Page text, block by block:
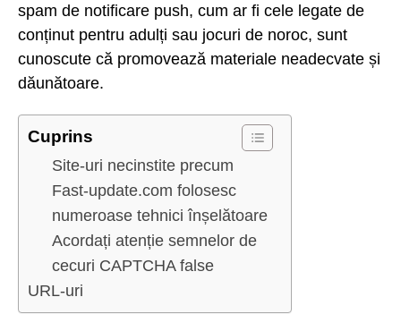
spam de notificare push, cum ar fi cele legate de
conținut pentru adulți sau jocuri de noroc, sunt
cunoscute că promovează materiale neadecvate și
dăunătoare.
Cuprins
Site-uri necinstite precum
Fast-update.com folosesc
numeroase tehnici înșelătoare
Acordați atenție semnelor de
cecuri CAPTCHA false
URL-uri